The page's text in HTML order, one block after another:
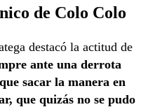
de Colo Colo
destacó la actitud de
ante una derrota
sacar la manera en
que quizás no se pudo